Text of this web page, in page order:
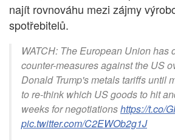
najít rovnováhu mezi zájmy
spotřebitelů.
WATCH: The European Union has
counter-measures against the US
Donald Trump's metals tariffs until
to re-think which US goods to hit
weeks for negotiationshttps://t.co/
pic.twitter.com/C2EWOb2g1J